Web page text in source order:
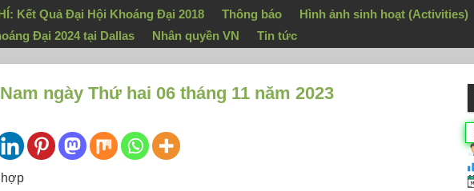
Kết Quả Đại Hội Khoáng Đại 2018
Thông báo Hình ảnh sinh hoạt (Activities)
Đại 2024 tại Dallas Nhân quyền VN Tin tức
ngày Thứ hai 06 tháng 11 năm 2023